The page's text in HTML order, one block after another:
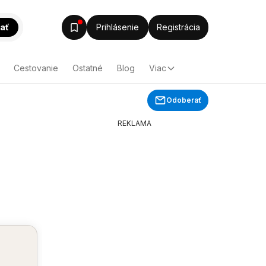
Prihlásenie Registrácia
Cestovanie Ostatné Blog Viac
Odoberať
REKLAMA